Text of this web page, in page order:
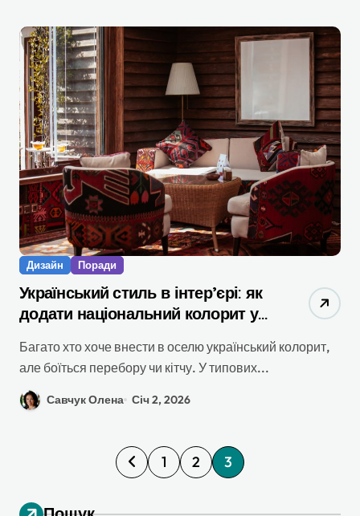
Дизайн Поради
Український стиль в інтер’єрі: як
додати національний колорит у
Багато хто хоче внести в оселю український колорит,
але боїться перебору чи кітчу. У типових...
Савчук Олена Січ 2, 2026
П
а
1 2 3